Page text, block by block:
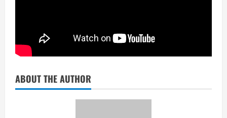
ABOUT THE AUTHOR